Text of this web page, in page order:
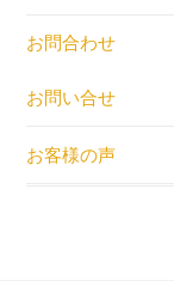
お問合わせ
お問い合せ
お客様の声